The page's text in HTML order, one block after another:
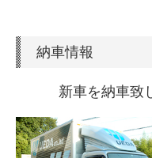
納車情報
新車を納車致し